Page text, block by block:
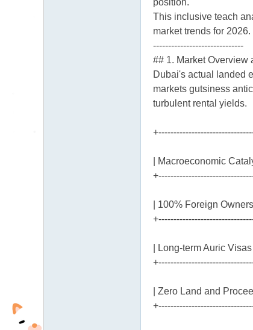
position.
This inclusive teach
market trends for 2026.
------------------------------
## 1. Market Overview
Dubai's actual landed
markets gutsiness
turbulent rental yields.
| Macroeconomic
| 100% Foreign
| Long-term Auric
| Zero Land and